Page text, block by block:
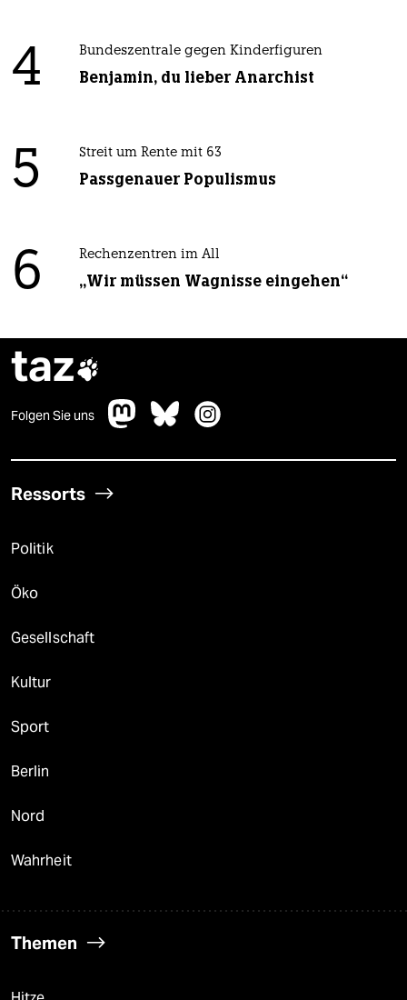
4 Bundeszentrale gegen Kinderfiguren
Benjamin, du lieber Anarchist
5 Streit um Rente mit 63
Passgenauer Populismus
6 Rechenzentren im All
„Wir müssen Wagnisse eingehen“
taz
Folgen Sie uns
Ressorts
Politik
Öko
Gesellschaft
Kultur
Sport
Berlin
Nord
Wahrheit
Themen